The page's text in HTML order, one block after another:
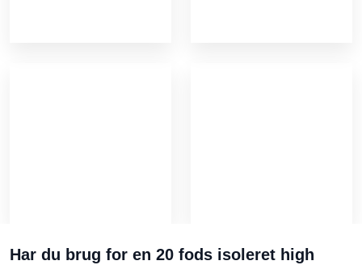
Har du brug for en 20 fods isoleret high